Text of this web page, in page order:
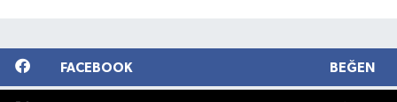
FACEBOOK BEĞEN